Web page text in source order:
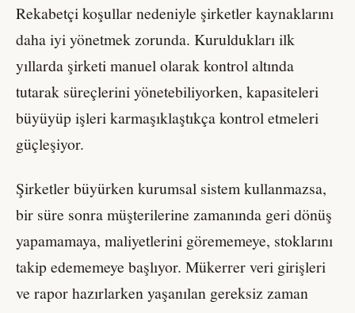
Rekabetçi koşullar nedeniyle şirketler kaynaklarını
daha iyi yönetmek zorunda. Kuruldukları ilk
yıllarda şirketi manuel olarak kontrol altında
tutarak süreçlerini yönetebiliyorken, kapasiteleri
büyüyüp işleri karmaşıklaştıkça kontrol etmeleri
güçleşiyor.
Şirketler büyürken kurumsal sistem kullanmazsa,
bir süre sonra müşterilerine zamanında geri dönüş
yapamamaya, maliyetlerini görememeye, stoklarını
takip edememeye başlıyor. Mükerrer veri girişleri
ve rapor hazırlarken yaşanılan gereksiz zaman